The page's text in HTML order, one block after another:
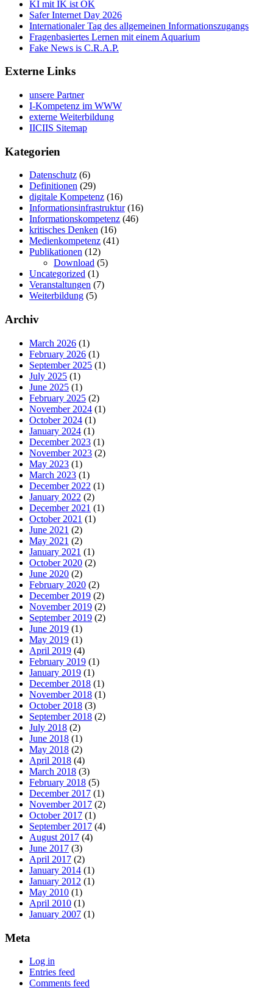
KI mit IK ist OK
Safer Internet Day 2026
Internationaler Tag des allgemeinen Informationszugangs
Fragenbasiertes Lernen mit einem Aquarium
Fake News is C.R.A.P.
Externe Links
unsere Partner
I-Kompetenz im WWW
externe Weiterbildung
IICIIS Sitemap
Kategorien
Datenschutz (6)
Definitionen (29)
digitale Kompetenz (16)
Informationsinfrastruktur(16)
Informationskompetenz (46)
kritisches Denken (16)
Medienkompetenz (41)
Publikationen (12)
Download (5)
Uncategorized (1)
Veranstaltungen (7)
Weiterbildung (5)
Archiv
March 2026 (1)
February 2026 (1)
September 2025 (1)
July 2025 (1)
June 2025 (1)
February 2025 (2)
November 2024 (1)
October 2024 (1)
January 2024 (1)
December 2023 (1)
November 2023 (2)
May 2023 (1)
March 2023 (1)
December 2022 (1)
January 2022 (2)
December 2021 (1)
October 2021 (1)
June 2021 (2)
May 2021 (2)
January 2021 (1)
October 2020 (2)
June 2020 (2)
February 2020 (2)
December 2019 (2)
November 2019 (2)
September 2019 (2)
June 2019 (1)
May 2019 (1)
April 2019 (4)
February 2019 (1)
January 2019 (1)
December 2018 (1)
November 2018 (1)
October 2018 (3)
September 2018 (2)
July 2018 (2)
June 2018 (1)
May 2018 (2)
April 2018 (4)
March 2018 (3)
February 2018 (5)
December 2017 (1)
November 2017 (2)
October 2017 (1)
September 2017 (4)
August 2017 (4)
June 2017 (3)
April 2017 (2)
January 2014 (1)
January 2012 (1)
May 2010 (1)
April 2010 (1)
January 2007 (1)
Meta
Log in
Entries feed
Comments feed